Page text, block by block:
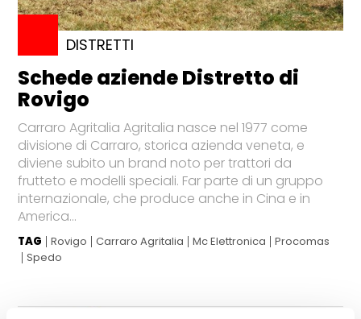
DISTRETTI
Schede aziende Distretto di
Rovigo
Carraro Agritalia Agritalia nasce nel 1977 come
divisione di Carraro, storica azienda veneta, e
diviene subito un brand noto per trattori da
frutteto e modelli speciali. Far parte di un gruppo
internazionale, che produce anche in Cina e in
America...
TAG Rovigo Carraro Agritalia Mc Elettronica
Procomas
Spedo